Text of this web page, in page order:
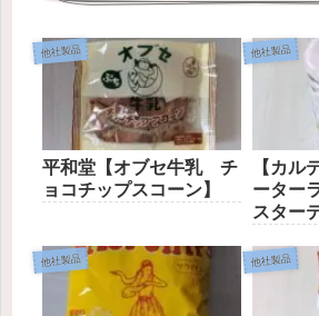
他社製品
平和堂【オブセ牛乳 チ
ョコチップスコーン】
他社製品
【カル
ーター
スター
他社製品 他社製品